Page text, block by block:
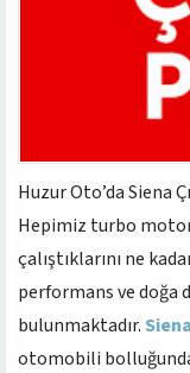
Huzur Oto’da Siena
Hepimiz turbo
çalıştıklarını ne
performans ve
bulunmaktadır.
otomobili